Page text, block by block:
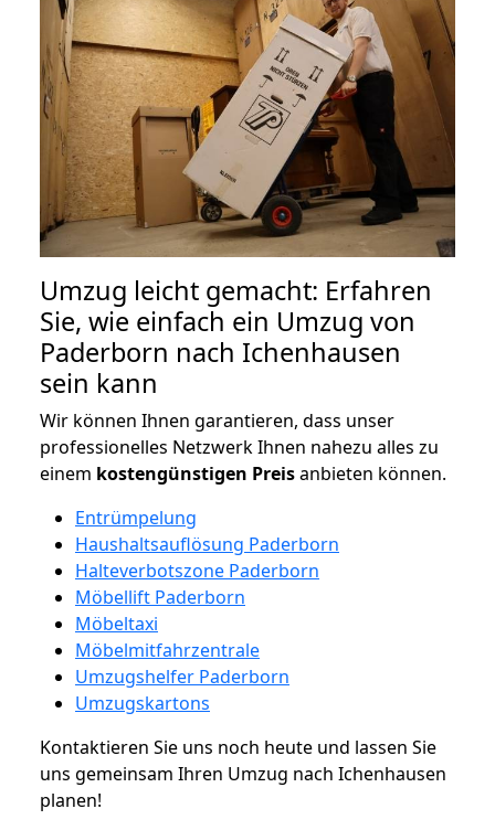
Umzug leicht gemacht: Erfahren
Sie, wie einfach ein Umzug von
Paderborn nach Ichenhausen
sein kann
Wir können Ihnen garantieren, dass unser
professionelles Netzwerk Ihnen nahezu alles zu
einem kostengünstigen Preisanbieten können.
Entrümpelung
Haushaltsauflösung Paderborn
Halteverbotszone Paderborn
Möbellift Paderborn
Möbeltaxi
Möbelmitfahrzentrale
Umzugshelfer Paderborn
Umzugskartons
Kontaktieren Sie uns noch heute und lassen Sie
uns gemeinsam Ihren Umzug nach Ichenhausen
planen!